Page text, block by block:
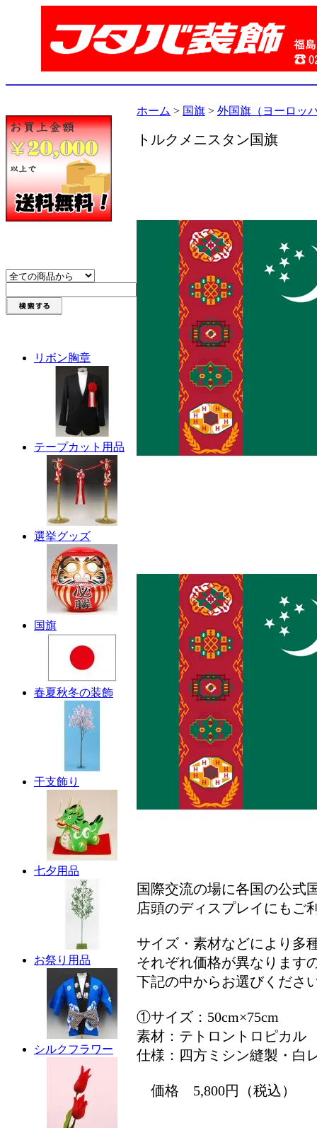
リボン胸章
テープカット用品
選挙グッズ
国旗
春夏秋冬の装飾
干支飾り
七夕用品
お祭り用品
シルクフラワー
ホーム > 国旗 > 外国旗（ヨーロッ
トルクメニスタン国旗
国際交流の場に各国の公式
店頭のディスプレイにもご
サイズ・素材などにより多
それぞれ価格が異なります
下記の中からお選びくださ
①サイズ：50cm×75cm
素材：テトロントロピカル
仕様：四方ミシン縫製・白
価格 5,800円（税込）